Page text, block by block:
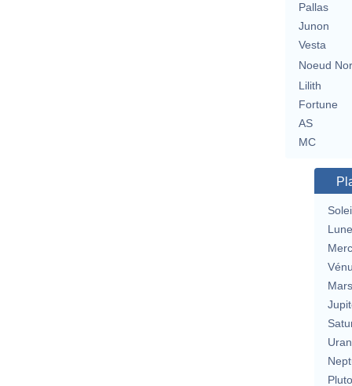
Pallas
Junon
Vesta
Noeud
Lilith
Fortune
AS
MC
Lune
Mars